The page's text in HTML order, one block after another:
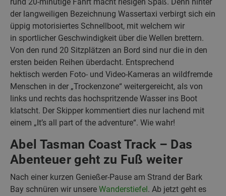
der langweiligen Bezeichnung Wassertaxi verbirgt sich ein
üppig motorisiertes Schnellboot, mit welchem wir
in sportlicher Geschwindigkeit über die Wellen brettern.
Von den rund 20 Sitzplätzen an Bord sind nur die in den
ersten beiden Reihen überdacht. Entsprechend
hektisch werden Foto- und Video-Kameras an wildfremde
Menschen in der „Trockenzone“ weitergereicht, als von
links und rechts das hochspritzende Wasser ins Boot
klatscht. Der Skipper kommentiert dies nur lachend mit
einem „It’s all part of the adventure“. Wie wahr!
Abel Tasman Coast Track – Das
Abenteuer geht zu Fuß weiter
Nach einer kurzen Genießer-Pause am Strand der Bark
Bay schnüren wir unsere Wanderstiefel. Ab jetzt geht es